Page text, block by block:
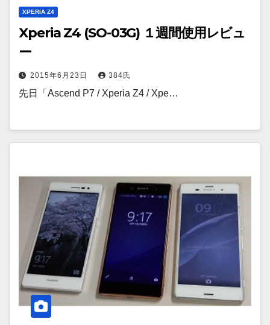
XPERIA Z4
Xperia Z4 (SO-03G) １週間使用レビュ
ー
2015年6月23日 384氏
先日「Ascend P7 / Xperia Z4 / Xpe…